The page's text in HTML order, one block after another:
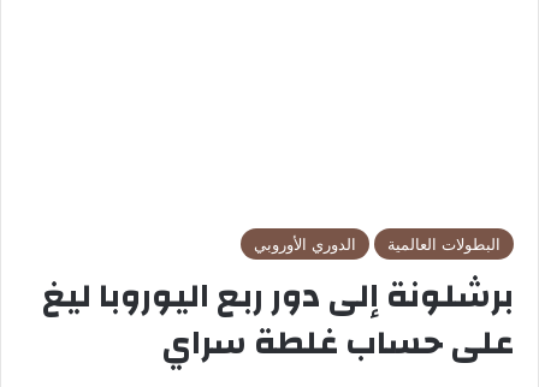
البطولات العالمية الدوري الأوروبي
برشلونة إلى دور ربع اليوروبا ليغ
على حساب غلطة سراي